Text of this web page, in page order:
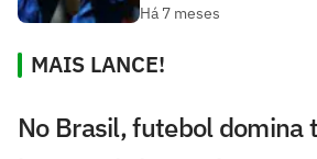
Há 7 meses
MAIS LANCE!
No Brasil, futebol domina